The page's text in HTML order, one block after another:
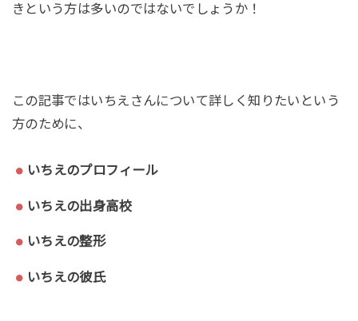
きという方は多いのではないでしょうか！
この記事ではいちえさんについて詳しく知りたいという
方のために、
いちえのプロフィール
いちえの出身高校
いちえの整形
いちえの彼氏